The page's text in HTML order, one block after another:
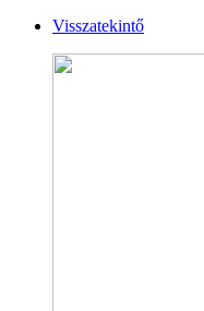
Visszatekintő